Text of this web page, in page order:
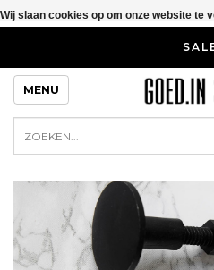
MENU
Wij slaan cookies op om onze website te